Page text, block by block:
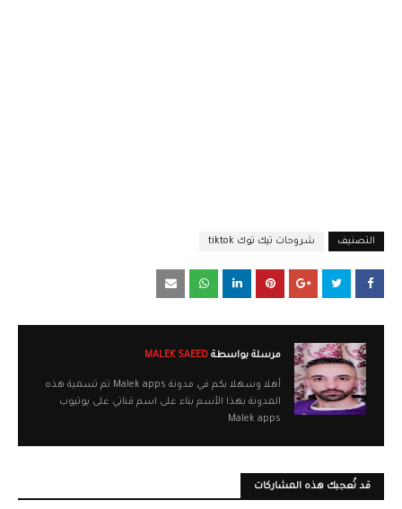
التصنيف شروحات تيك توك tiktok
مرسلة بواسطة
أهلا وسهلا بكم في مدونة Malek apps تم تسمية هذه
المدونة بهذا الأسم بناء على اسم قناتي على يوتيوب
Malek apps
قد تُعجبك هذه المشاركات